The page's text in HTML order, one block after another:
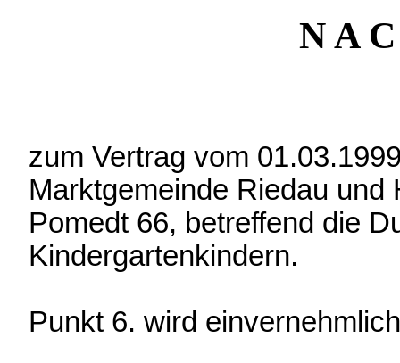
N A
zum Vertrag vom
Marktgemeinde Riedau
Pomedt 66, betreffend die
Kindergartenkindern.
Punkt 6. wird